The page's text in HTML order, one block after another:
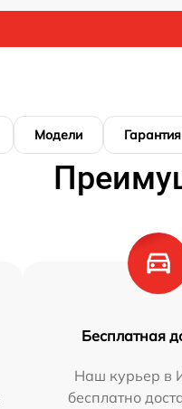
Модели Гарантия
Бесплатная
Наш курьер в
бесплатно